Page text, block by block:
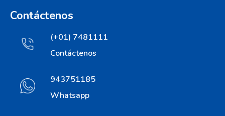
Contáctenos
(+01) 7481111
Contáctenos
943751185
Whatsapp